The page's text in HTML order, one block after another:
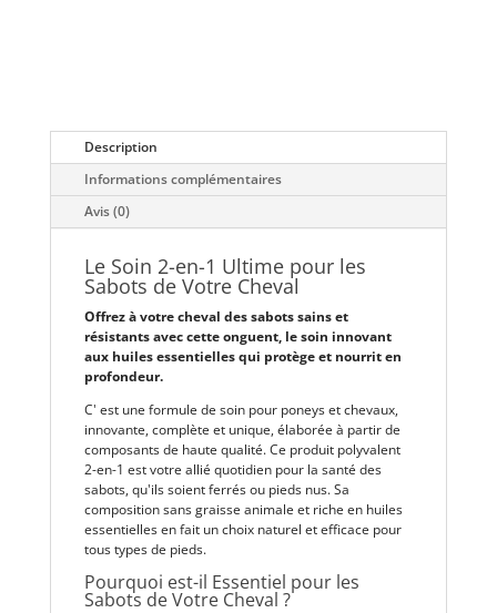
Description
Informations complémentaires
Avis (0)
Le Soin 2-en-1 Ultime pour les
Sabots de Votre Cheval
Offrez à votre cheval des sabots sains et
résistants avec cette onguent, le soin innovant
aux huiles essentielles qui protège et nourrit en
profondeur.
C' est une formule de soin pour poneys et chevaux,
innovante, complète et unique, élaborée à partir de
composants de haute qualité. Ce produit polyvalent
2-en-1 est votre allié quotidien pour la santé des
sabots, qu'ils soient ferrés ou pieds nus. Sa
composition sans graisse animale et riche en huiles
essentielles en fait un choix naturel et efficace pour
tous types de pieds.
Pourquoi est-il Essentiel pour les
Sabots de Votre Cheval ?